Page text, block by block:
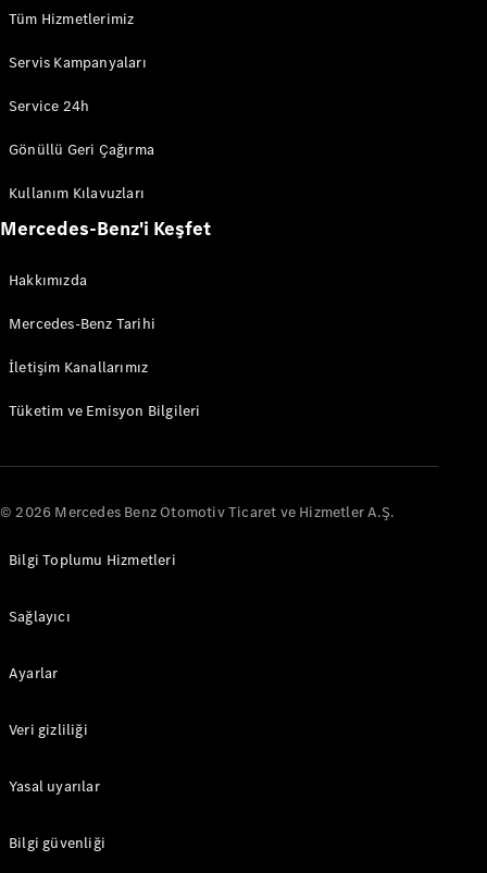
Tüm Vitos
Vito
Panelvan
Vito Mixto
Vito Tourer
Konfigüratör
Store
eSprinter
eSprinter
Konfigüratör
Test Sürüşü
Store
Otomobil
Konfigüratör
Online Store
Tüm Hizmetlerimiz
Servis Kampanyaları
Service 24h
Gönüllü Geri Çağırma
Kullanım Kılavuzları
Mercedes-Benz'i Keşfet
Hakkımızda
Mercedes-Benz Tarihi
İletişim Kanallarımız
Tüketim ve Emisyon Bilgileri
© 2026 Mercedes Benz Otomotiv Ticaret ve Hizmetler A.Ş.
Bilgi Toplumu Hizmetleri
Sağlayıcı
Ayarlar
Veri gizliliği
Yasal uyarılar
Bilgi güvenliği